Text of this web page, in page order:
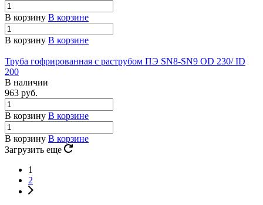
В корзину В корзине
В корзину В корзине
Труба гофрированная с раструбом ПЭ SN8-SN9 OD 230/ ID
200
В наличии
963 руб.
В корзину В корзине
В корзину В корзине
Загрузить еще
1
2